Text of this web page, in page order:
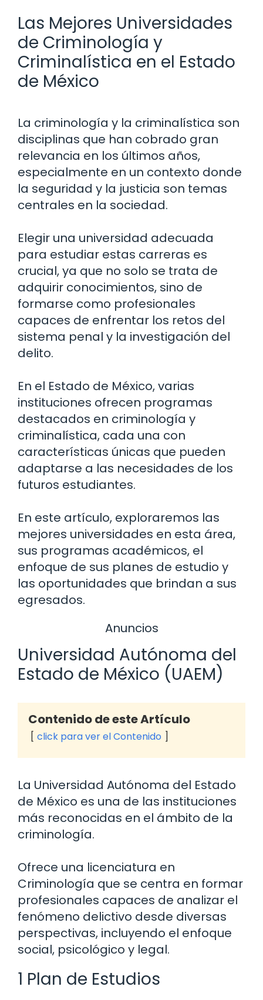
Las Mejores Universidades
de Criminología y
Criminalística en el Estado
de México
La criminología y la criminalística son
disciplinas que han cobrado gran
relevancia en los últimos años,
especialmente en un contexto donde
la seguridad y la justicia son temas
centrales en la sociedad.
Elegir una universidad adecuada
para estudiar estas carreras es
crucial, ya que no solo se trata de
adquirir conocimientos, sino de
formarse como profesionales
capaces de enfrentar los retos del
sistema penal y la investigación del
delito.
En el Estado de México, varias
instituciones ofrecen programas
destacados en criminología y
criminalística, cada una con
características únicas que pueden
adaptarse a las necesidades de los
futuros estudiantes.
En este artículo, exploraremos las
mejores universidades en esta área,
sus programas académicos, el
enfoque de sus planes de estudio y
las oportunidades que brindan a sus
egresados.
Anuncios
Universidad Autónoma del
Estado de México (UAEM)
Contenido de este Artículo
click para ver el Contenido
La Universidad Autónoma del Estado
de México es una de las instituciones
más reconocidas en el ámbito de la
criminología.
Ofrece una licenciatura en
Criminología que se centra en formar
profesionales capaces de analizar el
fenómeno delictivo desde diversas
perspectivas, incluyendo el enfoque
social, psicológico y legal.
1 Plan de Estudios